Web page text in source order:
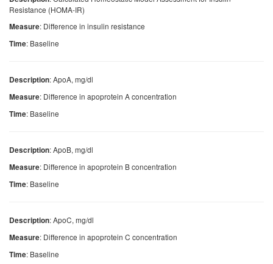
Resistance (HOMA-IR)
Measure: Difference in insulin resistance
Time: Baseline
Description: ApoA, mg/dl
Measure: Difference in apoprotein A concentration
Time: Baseline
Description: ApoB, mg/dl
Measure: Difference in apoprotein B concentration
Time: Baseline
Description: ApoC, mg/dl
Measure: Difference in apoprotein C concentration
Time: Baseline